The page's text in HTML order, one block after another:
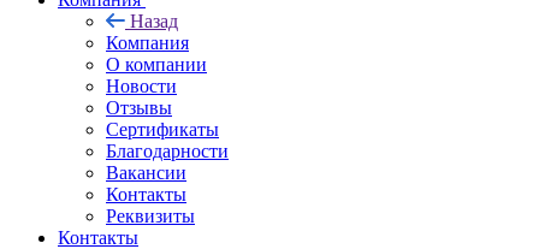
Назад
Компания
О компании
Новости
Отзывы
Сертификаты
Благодарности
Вакансии
Контакты
Реквизиты
Контакты